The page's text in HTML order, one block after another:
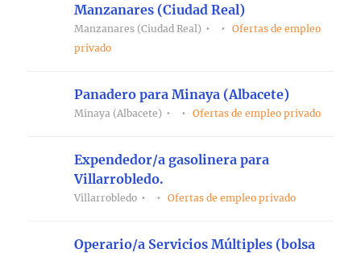
Manzanares (Ciudad Real)
Manzanares (Ciudad Real)
Ofertas de empleo
privado
Panadero para Minaya (Albacete)
Minaya (Albacete) Ofertas de empleo privado
Expendedor/a gasolinera para
Villarrobledo.
Villarrobledo Ofertas de empleo privado
Operario/a Servicios Múltiples (bolsa